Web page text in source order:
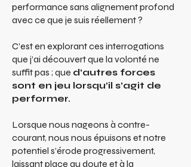
performance sans alignement profond
avec ce que je suis réellement ?
C’est en explorant ces interrogations
que j’ai découvert que la volonté ne
suffit pas ; que d’autres forces
sont en jeu lorsqu’il s’agit de
performer.
Lorsque nous nageons à contre-
courant, nous nous épuisons et notre
potentiel s’érode progressivement,
laissant place au doute et à la